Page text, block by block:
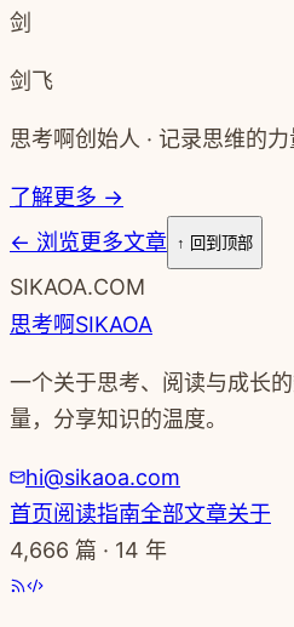
剑
剑飞
思考啊创始人 · 记录思维的力
了解更多 →
← 浏览更多文章 ↑ 回到顶部
SIKAOA.COM
思考啊SIKAOA
一个关于思考、阅读与成长
量，分享知识的温度。
hi@sikaoa.com
首页阅读指南全部文章关于
4,666 篇 · 14 年